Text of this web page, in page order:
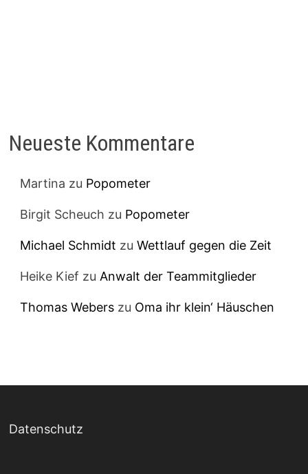
Neueste Kommentare
Martina zu Popometer
Birgit Scheuch zu Popometer
Michael Schmidt zuWettlauf gegen die Zeit
Heike Kief zuAnwalt der Teammitglieder
Thomas Webers zu Oma ihr klein‘ Häuschen
Datenschutz